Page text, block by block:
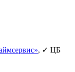
, ✓ ЦБ